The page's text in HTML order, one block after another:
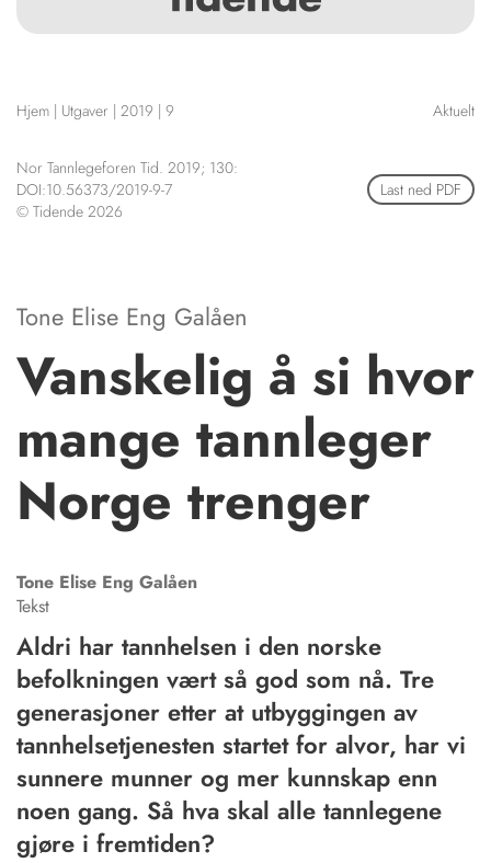
Tidligere utgaver
HENVISNINGER
KURSKALENDER
STILLINGER
KJØP & SALG
KONTAKT
Scientific articles
Publication and media
Hjem | Utgaver | 2019 | 9 Aktuelt
Nor Tannlegeforen Tid. 2019; 130:
DOI:10.56373/2019-9-7
© Tidende 2026
Last ned PDF
Tone Elise Eng Galåen
Vanskelig å si hvor
mange tannleger
Norge trenger
Tone Elise Eng Galåen
Tekst
Aldri har tannhelsen i den norske
befolkningen vært så god som nå. Tre
generasjoner etter at utbyggingen av
tannhelsetjenesten startet for alvor, har vi
sunnere munner og mer kunnskap enn
noen gang. Så hva skal alle tannlegene
gjøre i fremtiden?